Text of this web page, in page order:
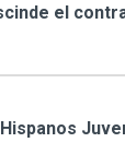
el